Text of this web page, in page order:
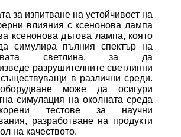
за изпитване на устойчивост на
влияния с ксенонова лампа
ксенонова дъгова лампа, която
симулира пълния спектър на
светлина, за да
разрушителните светлинни
в различни среди.
може да осигури
симулация на околната среда
тестове за научни
разработване на продукти
на качеството.